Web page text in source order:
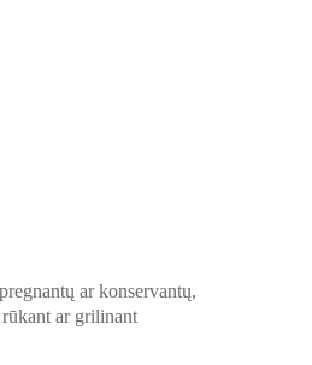
ar konservantų,
ar grilinant